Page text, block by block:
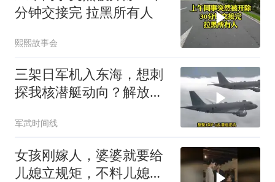
分钟交接完 拉黑所有人
熙熙故事会
三架日军机入东海，想刺
探我核潜艇动向？解放军
军武时间线
女孩刚嫁人，婆婆就要给
儿媳立规矩，不料儿媳不